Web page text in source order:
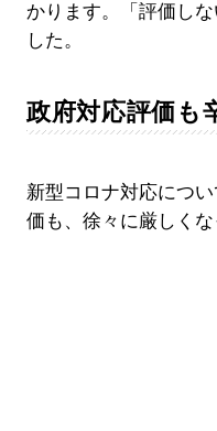
かります。「評価し
した。
政府対応評価も
新型コロナ対応につ
価も、徐々に厳しくな